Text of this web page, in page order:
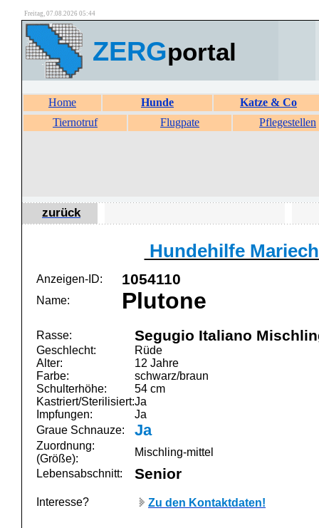
Freitag, 07.08.2026 05:44
ZERGportal
Home Hunde
Katze & Co
Tiernotruf
Flugpate Pflegestellen
zurück
Hundehilfe
Anzeigen-ID: 1054110
Name: Plutone
Rasse: Segugio Italiano
Geschlecht:
Rüde
Alter:
12 Jahre
Farbe:
schwarz/braun
Schulterhöhe:
54 cm
Kastriert/Sterilisiert:Ja
Impfungen:
Ja
Graue Schnauze:
Ja
Zuordnung:
(Größe):
Mischling-mittel
Lebensabschnitt:
Senior
Interesse? Zu den Kontaktdaten!